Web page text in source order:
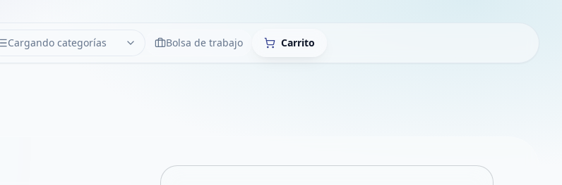
Cargando categorías LimpiarBolsa de trabajo Carrito
Compartir producto
Compartir por WhatsApp